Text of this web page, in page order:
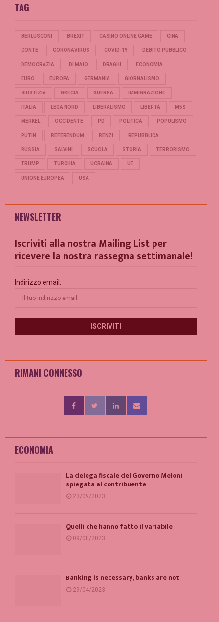
TAG
BERLUSCONI BREXIT CASINO ONLINE GAME CINA
CONTE CORONAVIRUS COVID-19 DEBITO PUBBLICO
DEMOCRAZIA DI MAIO DRAGHI ECONOMIA
EURO EUROPA GERMANIA GIORNALISMO
GIUSTIZIA GRECIA GUERRA IMMIGRAZIONE
ITALIA LEGA NORD LIBERALISMO LIBERTÀ M5S
MERKEL OCCIDENTE PD POLITICA POPULISMO
PUTIN REFERENDUM RENZI REPUBBLICA
RUSSIA SALVINI SCUOLA STORIA TERRORISMO
TRUMP TURCHIA UCRAINA UE
UNIONE EUROPEA USA
NEWSLETTER
Iscriviti alla nostra Mailing List per
ricevere la nostra rassegna settimanale!
Indirizzo email:
RIMANI CONNESSO
ECONOMIA
La delega fiscale del Governo Meloni
spiegata al contribuente
23/09/2023
Quelli che hanno fatto il variabile
09/08/2023
Banking is necessary, banks are not
29/04/2023